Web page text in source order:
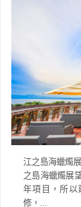
江之島海蠟燭
之島海蠟燭展
年項目，所以
修，...